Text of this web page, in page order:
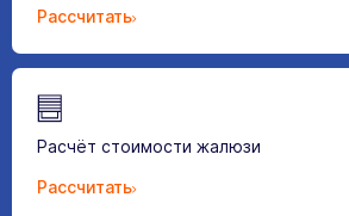
Рассчитать
Расчёт стоимости жалюзи
Рассчитать